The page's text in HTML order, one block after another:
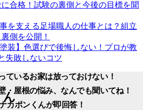
合格！試験の裏側と今後の目標を聞
を支える足場職人の仕事とは？組立
側を公開！
塗装】色選びで後悔しない！プロが教
失敗しないコツ
ているお家は放っておけない！
・屋根の悩み、なんでも聞いてね！
カポンくんが即回答！